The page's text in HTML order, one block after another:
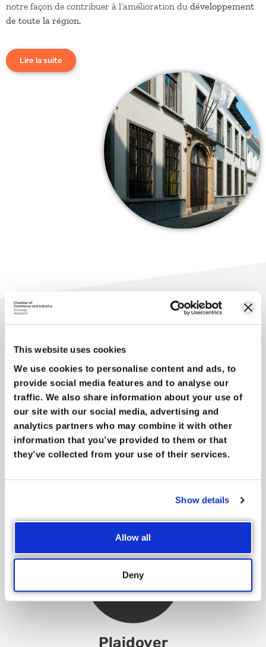
This website uses cookies
We use cookies to personalise content and ads, to
provide social media features and to analyse our
traffic. We also share information about your use of
our site with our social media, advertising and
analytics partners who may combine it with other
information that you’ve provided to them or that
they’ve collected from your use of their services.
Show details
Allow all
Deny
notre façon de contribuer à l’amélioration du développement
de toute la région.
Lire la suite
CE QUE NOUS FAISONS
Networking
Plaidoyer